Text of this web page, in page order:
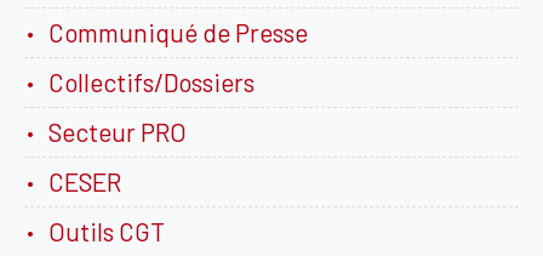
Communiqué de Presse
Collectifs/Dossiers
Secteur PRO
CESER
Outils CGT